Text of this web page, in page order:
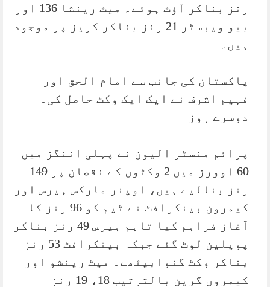
رنز بناکر آؤٹ ہوئے۔ میٹ رینشا 136 اور
بیو ویبسٹر 21 رنز بناکر کریز پر موجود
ہیں۔
پاکستان کی جانب سے امام الحق اور
فہیم اشرف نے ایک ایک وکٹ حاصل کی۔
دوسرے روز
پرائم منسٹر الیون نے پہلی اننگز میں
60 اوورز میں 2 وکٹوں کے نقصان پر 149
رنز بنالیے ہیں، اوپنر مارکس ہیرس اور
کیمرون بینکرافٹ نے ٹیم کو 96 رنز کا
آغاز فراہم کیا تاہم ہیرس 49 رنز بناکر
پویلین لوٹ گئے جبکہ بینکرافٹ 53 رنز
بناکر وکٹ گنوابیٹھے۔ میٹ رینشو اور
کیمروں گرین بالترتیب 18، 19 رنز